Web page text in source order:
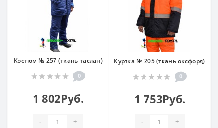
Костюм № 257 (ткань таслан)
0
1 802Руб.
- +
Куртка № 205 (ткань оксфорд)
0
1 753Руб.
- +